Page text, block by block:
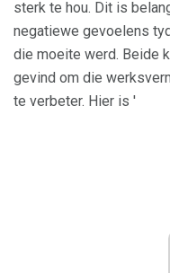
sterk te hou. Dit is
negatiewe gevoelens
die moeite werd. Beide
gevind om die
te verbeter. Hier is '